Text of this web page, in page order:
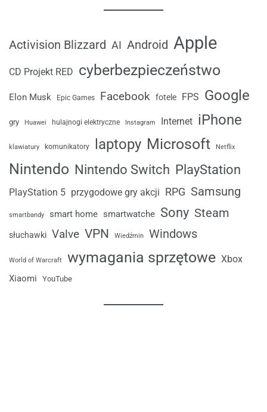
Activision Blizzard AI Android Apple
CD Projekt RED cyberbezpieczeństwo
Elon Musk Epic Games Facebook fotele FPS Google
gry Huawei hulajnogi elektryczne Instagram Internet iPhone
klawiatury komunikatory laptopy Microsoft Netflix
Nintendo Nintendo Switch PlayStation
PlayStation 5 przygodowe gry akcji RPG Samsung
smartbandy smart home smartwatche Sony Steam
słuchawki Valve VPN Wiedźmin Windows
World of Warcraft wymagania sprzętowe Xbox
Xiaomi YouTube